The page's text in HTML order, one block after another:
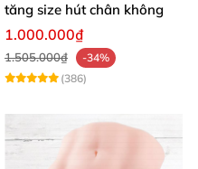
tăng size hút chân không
1.000.000₫
1.505.000₫
-34%
(386)